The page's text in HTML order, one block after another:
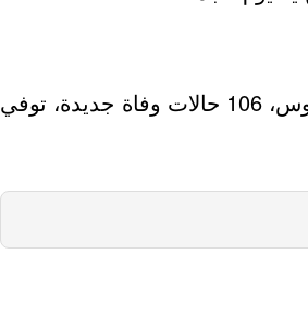
وفي حين سجل إقليم هوبي بوسط البلاد، بؤرة تفشي الفيروس، 106 حالات وفاة جديدة، توفي